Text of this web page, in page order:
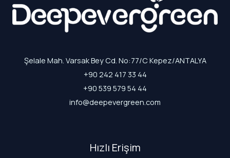
Şelale Mah. Varsak Bey Cd. No:77/C Kepez/ANTALYA
+90 242 417 33 44
+90 539 579 54 44
info@deepevergreen.com
Hızlı Erişim